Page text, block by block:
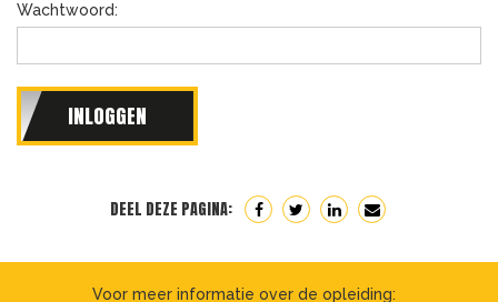
Wachtwoord:
DEEL DEZE PAGINA:
Voor meer informatie over de opleiding: